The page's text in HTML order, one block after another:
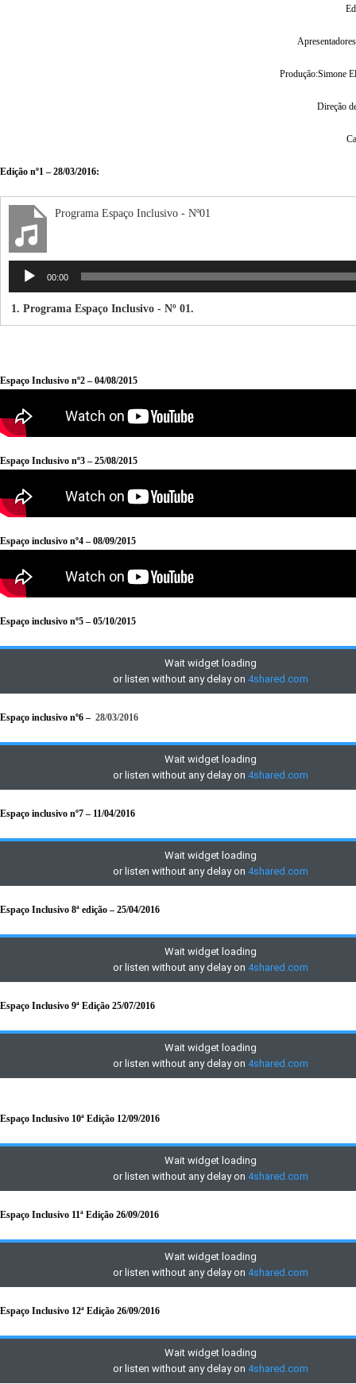
Apresentadores:
Produção:Simone
Direção de
Edição nº1 – 28/03/2016:
Programa Espaço Inclusivo - Nº01
Tocador
áudio
00:00
1. Programa Espaço Inclusivo - Nº 01.
Espaço Inclusivo nº2 – 04/08/2015
Espaço Inclusivo nº3 – 25/08/2015
Espaço inclusivo nº4 – 08/09/2015
Espaço inclusivo nº5 – 05/10/2015
Espaço inclusivo nº6 – 28/03/2016
Espaço inclusivo nº7 – 11/04/2016
Espaço Inclusivo 8ª edição – 25/04/2016
Espaço Inclusivo 9ª Edição 25/07/2016
Espaço Inclusivo 10ª Edição 12/09/2016
Espaço Inclusivo 11ª Edição 26/09/2016
Espaço Inclusivo 12ª Edição 26/09/2016